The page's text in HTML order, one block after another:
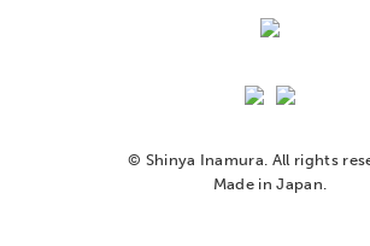
© Shinya Inamura. All rights
Made in Japan.